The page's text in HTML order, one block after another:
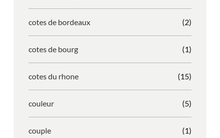
cotes de bordeaux (2)
cotes de bourg (1)
cotes du rhone (15)
couleur (5)
couple (1)